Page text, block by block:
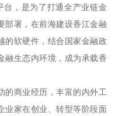
，是为了打通全产业链金
部署，在前海建设香江金融
的软硬件，结合国家金融政
融生态内环境，成为承载香
的商业经历，丰富的内外工
业家在创业、转型等阶段面